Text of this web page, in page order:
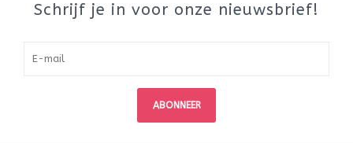
Schrijf je in voor onze nieuwsbrief!
ABONNEER